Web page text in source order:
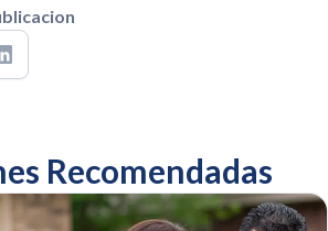
Recomendadas